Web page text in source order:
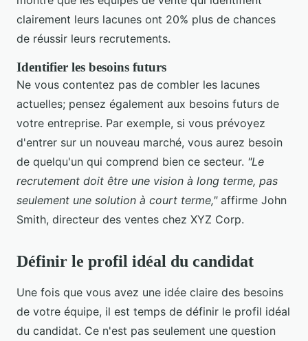
clairement leurs lacunes ont 20% plus de chances
de réussir leurs recrutements.
Identifier les besoins futurs
Ne vous contentez pas de combler les lacunes
actuelles; pensez également aux besoins futurs de
votre entreprise. Par exemple, si vous prévoyez
d'entrer sur un nouveau marché, vous aurez besoin
de quelqu'un qui comprend bien ce secteur. "Le
recrutement doit être une vision à long terme, pas
seulement une solution à court terme,"affirme John
Smith, directeur des ventes chez XYZ Corp.
Définir le profil idéal du candidat
Une fois que vous avez une idée claire des besoins
de votre équipe, il est temps de définir le profil idéal
du candidat. Ce n'est pas seulement une question